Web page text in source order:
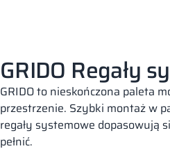
GRIDO Regały
GRIDO to nieskończona paleta
przestrzenie. Szybki montaż w
regały systemowe dopasowują
pełnić.